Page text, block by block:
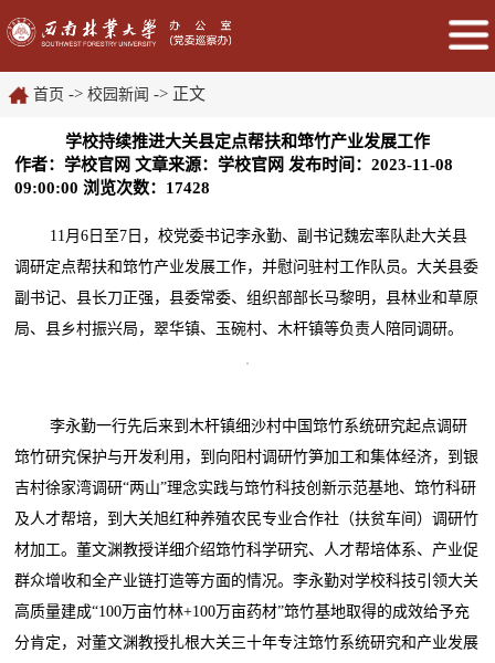
首页 -> 校园新闻 -> 正文
学校持续推进大关县定点帮扶和筇竹产业发展工作
作者：学校官网 文章来源：学校官网 发布时间：2023-11-08
09:00:00 浏览次数： 17428
11月6日至7日，校党委书记李永勤、副书记魏宏率队赴大关县
调研定点帮扶和筇竹产业发展工作，并慰问驻村工作队员。大关县委
副书记、县长刀正强，县委常委、组织部部长马黎明，县林业和草原
局、县乡村振兴局，翠华镇、玉碗村、木杆镇等负责人陪同调研。
李永勤一行先后来到木杆镇细沙村中国筇竹系统研究起点调研
筇竹研究保护与开发利用，到向阳村调研竹笋加工和集体经济，到银
吉村徐家湾调研“两山”理念实践与筇竹科技创新示范基地、筇竹科研
及人才帮培，到大关旭红种养殖农民专业合作社（扶贫车间）调研竹
材加工。董文渊教授详细介绍筇竹科学研究、人才帮培体系、产业促
群众增收和全产业链打造等方面的情况。李永勤对学校科技引领大关
高质量建成“100万亩竹林+100万亩药材”筇竹基地取得的成效给予充
分肯定，对董文渊教授扎根大关三十年专注筇竹系统研究和产业发展